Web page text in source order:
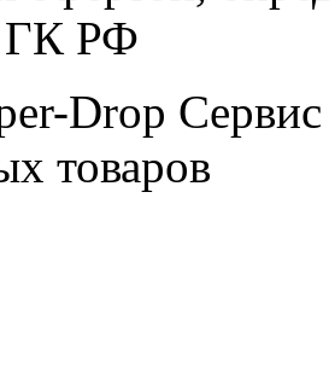
ГК РФ
Drop
товаров